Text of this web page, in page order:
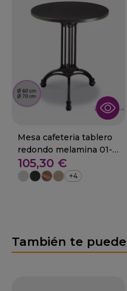
Mesa cafeteria tablero
redondo melamina 01-
Carballo
105,30 €
+4
También te